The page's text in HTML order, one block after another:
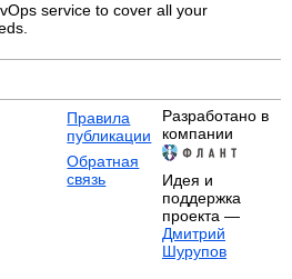
service to cover all your
Правила
публикации
Обратная
связь
Разработано в
компании
Идея и
поддержка
проекта —
Дмитрий
Шурупов